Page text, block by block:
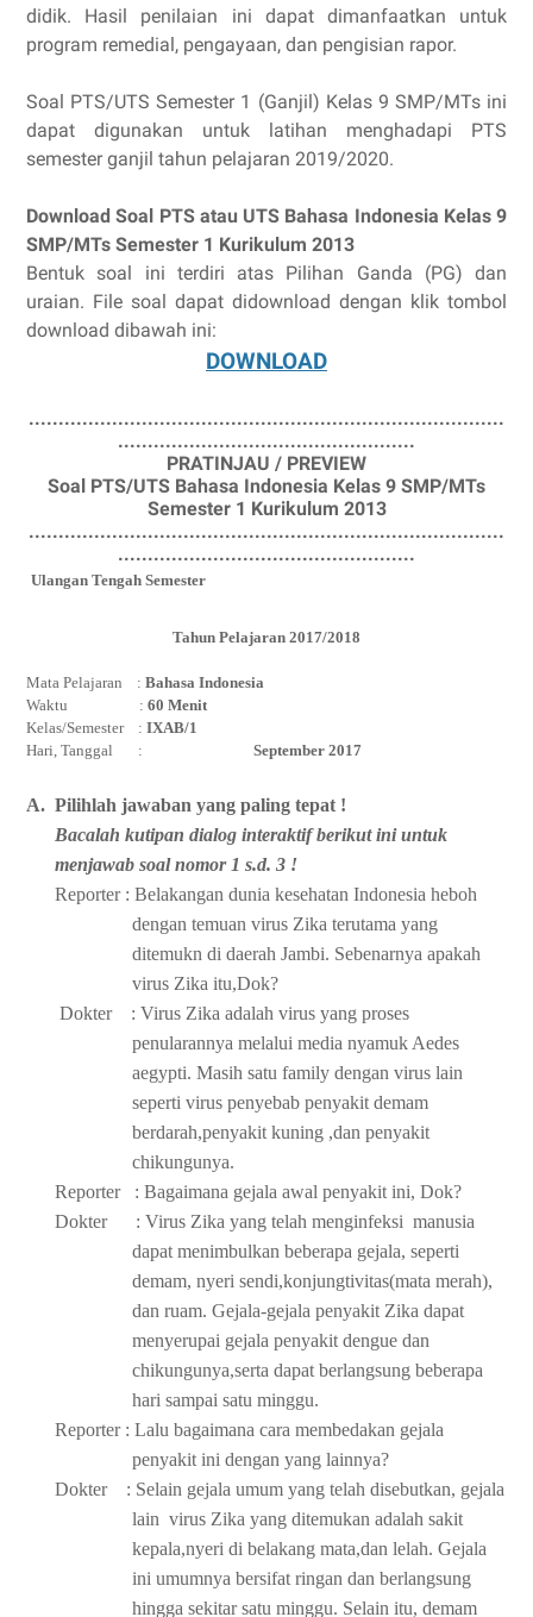
didik. Hasil penilaian ini dapat dimanfaatkan untuk
program remedial, pengayaan, dan pengisian rapor.
Soal PTS/UTS Semester 1 (Ganjil) Kelas 9 SMP/MTs ini
dapat digunakan untuk latihan menghadapi PTS
semester ganjil tahun pelajaran 2019/2020.
Download Soal PTS atau UTS Bahasa Indonesia Kelas 9
SMP/MTs Semester 1 Kurikulum 2013
Bentuk soal ini terdiri atas Pilihan Ganda (PG) dan
uraian. File soal dapat didownload dengan klik tombol
download dibawah ini:
DOWNLOAD
................................................................................
..................................................
PRATINJAU / PREVIEW
Soal PTS/UTS Bahasa Indonesia Kelas 9 SMP/MTs
Semester 1 Kurikulum 2013
................................................................................
..................................................
Ulangan Tengah Semester
Tahun Pelajaran 2017/2018
Mata Pelajaran : Bahasa Indonesia
Waktu : 60 Menit
Kelas/Semester : IXAB/1
Hari, Tanggal : September 2017
A. Pilihlah jawaban yang paling tepat !
Bacalah kutipan dialog interaktif berikut ini untuk
menjawab soal nomor 1 s.d. 3 !
Reporter : Belakangan dunia kesehatan Indonesia heboh
dengan temuan virus Zika terutama yang
ditemukn di daerah Jambi. Sebenarnya apakah
virus Zika itu,Dok?
Dokter : Virus Zika adalah virus yang proses
penularannya melalui media nyamuk Aedes
aegypti. Masih satu family dengan virus lain
seperti virus penyebab penyakit demam
berdarah,penyakit kuning ,dan penyakit
chikungunya.
Reporter : Bagaimana gejala awal penyakit ini, Dok?
Dokter : Virus Zika yang telah menginfeksi manusia
dapat menimbulkan beberapa gejala, seperti
demam, nyeri sendi,konjungtivitas(mata merah),
dan ruam. Gejala-gejala penyakit Zika dapat
menyerupai gejala penyakit dengue dan
chikungunya,serta dapat berlangsung beberapa
hari sampai satu minggu.
Reporter : Lalu bagaimana cara membedakan gejala
penyakit ini dengan yang lainnya?
Dokter : Selain gejala umum yang telah disebutkan, gejala
lain virus Zika yang ditemukan adalah sakit
kepala,nyeri di belakang mata,dan lelah. Gejala
ini umumnya bersifat ringan dan berlangsung
hingga sekitar satu minggu. Selain itu, demam